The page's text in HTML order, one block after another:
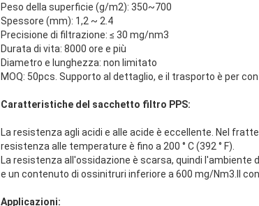
Peso della superficie (g/m2): 350~700
Spessore (mm): 1,2 ~ 2.4
Precisione di filtrazione: ≤ 30 mg/nm3
Durata di vita: 8000 ore e più
Diametro e lunghezza: non limitato
MOQ: 50pcs. Supporto al dettaglio, e il trasporto è per
Caratteristiche del sacchetto filtro PPS:
La resistenza agli acidi e alle acide è eccellente. Nel
resistenza alle temperature è fino a 200 ° C (392 ° F).
La resistenza all'ossidazione è scarsa, quindi l'ambiente
e un contenuto di ossinitruri inferiore a 600 mg/Nm3.Il
Applicazioni: